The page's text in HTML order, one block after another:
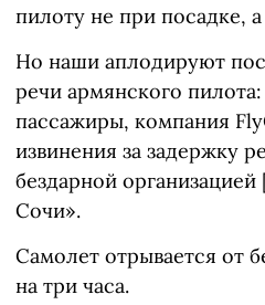
пилоту не при посадке, а
Но наши аплодируют
речи армянского
пассажиры, компания
извинения за задержку
бездарной
Сочи».
Самолет отрывается от
на три часа.